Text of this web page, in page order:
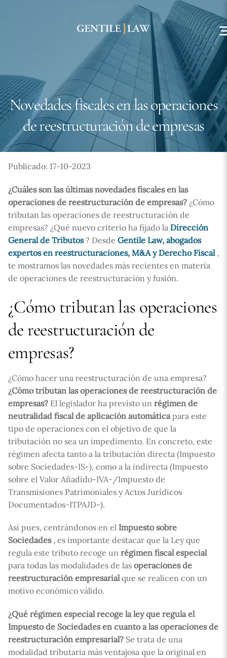
Novedades fiscales en las operaciones
de reestructuración de empresas
Publicado: 17-10-2023
¿Cuáles son las últimas novedades fiscales en las
operaciones de reestructuración de empresas? ¿Cómo
tributan las operaciones de reestructuración de
empresas? ¿Qué nuevo criterio ha fijado la Dirección
General de Tributos? Desde Gentile Law, abogados
expertos en reestructuraciones, M&A y Derecho Fiscal ,
te mostramos las novedades más recientes en materia
de operaciones de reestructuración y fusión.
¿Cómo tributan las operaciones
de reestructuración de
empresas?
¿Cómo hacer una reestructuración de una empresa?
¿Cómo tributan las operaciones de reestructuración de
empresas? El legislador ha previsto un régimen de
neutralidad fiscal de aplicación automáticapara este
tipo de operaciones con el objetivo de que la
tributación no sea un impedimento. En concreto, este
régimen afecta tanto a la tributación directa (Impuesto
sobre Sociedades-IS-), como a la indirecta (Impuesto
sobre el Valor Añadido-IVA-/Impuesto de
Transmisiones Patrimoniales y Actos Jurídicos
Documentados-ITPAJD-).
Así pues, centrándonos en el Impuesto sobre
Sociedades , es importante destacar que la Ley que
regula este tributo recoge un régimen fiscal especial
para todas las modalidades de las operaciones de
reestructuración empresarialque se realicen con un
motivo económico válido.
¿Qué régimen especial recoge la ley que regula el
Impuesto de Sociedades en cuanto a las operaciones de
reestructuración empresarial? Se trata de una
modalidad tributaria más ventajosa que la original en